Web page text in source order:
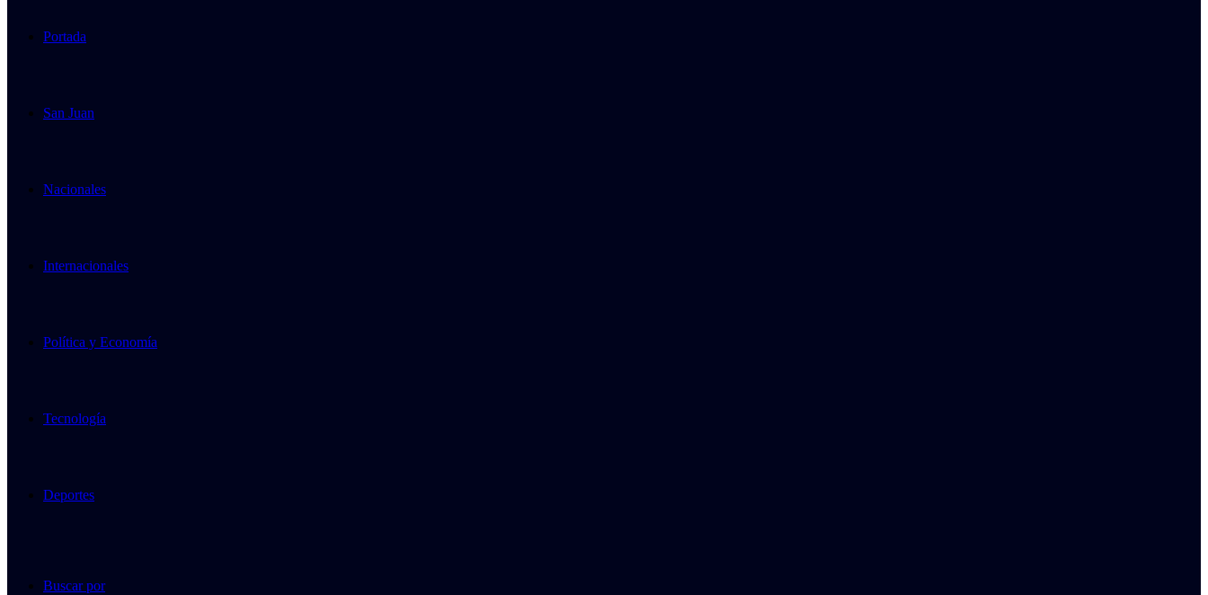
Portada
San Juan
Nacionales
Internacionales
Política y Economía
Tecnología
Deportes
Buscar por